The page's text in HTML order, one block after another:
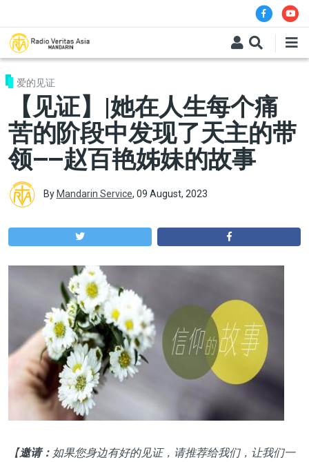
爱的见证
【见证】|她在人生每个痛
苦的阶段中发现了天主的带
领——赵百艳姊妹的故事
By Mandarin Service, 09 August, 2023
【邀请： 如果您身边有好的见证，请推荐给我们，让我们一